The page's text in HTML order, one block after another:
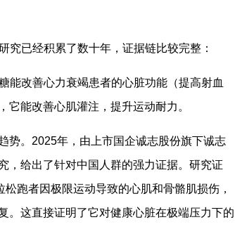
究已经积累了数十年，证据链比较完整：
能改善心力衰竭患者的心脏功能（提高射血
能改善心肌灌注，提升运动耐力。
势。2025年，由上市国企诚志股份旗下诚志
，给出了针对中国人群的强力证据。研究证
跑者因极限运动导致的心肌和骨骼肌损伤，
。这直接证明了它对健康心脏在极端压力下的